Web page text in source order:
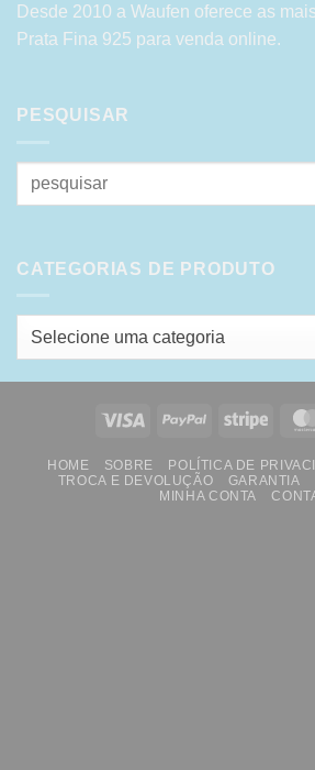
Desde 2010 a Waufen oferece as
Prata Fina 925 para venda online.
PESQUISAR
Pesquisar
por:
CATEGORIAS DE PRODUTO
Selecione uma categoria
Visa PayPal Stripe
HOME SOBRE POLÍTICA DE
TROCA E DEVOLUÇÃO
GARANTIA
MINHA CONTA